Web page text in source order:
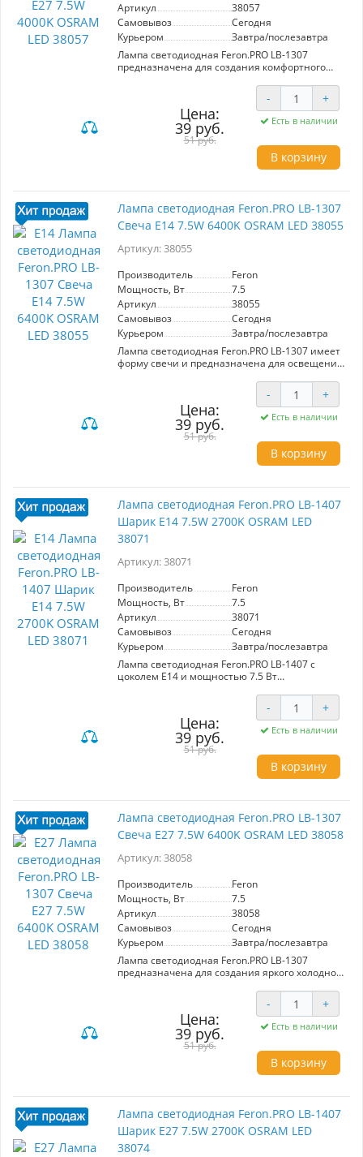
LED-технологии делают её выгодным
вложением.
Артикул
38057
Самовывоз
Сегодня
Курьером
Завтра/послезавтра
Лампа светодиодная Feron.PRO LB-1307
предназначена для создания комфортного
матовым рассеивателем обеспечивает
равномерное распределение света, угол
рассеивания 200° и яркость 650 Лм при
мощности 7.5 Вт. Цветовая температура 4000K
создает нейтральный белый свет, идеально
подходящий для офисов и жилых пространств.
Цоколь E27 и напряжение 220V делают
Энергоэффективное решение для вашего
Цена:
39 руб.
51 руб.
- +
Есть в наличии
В корзину
Лампа светодиодная Feron.PRO LB-1307
Свеча E14 7.5W 6400K OSRAM LED 38055
Артикул: 38055
Производитель
Feron
Мощность, Вт
7.5
Артикул
38055
Самовывоз
Сегодня
Курьером
Завтра/послезавтра
Лампа светодиодная Feron.PRO LB-1307 имеет
форму свечи и предназначена для освещения
Мощность 7.5W обеспечивает яркость 670Lm с
углом рассеивания 200°, что идеально
подходит для общего освещения и создания
атмосферы. Цоколь E14 и матовый белый
рассеиватель гарантируют мягкое,
равномерное освещение без бликов.
Компактные размеры 100*37 мм позволяют
светильниках. Подходит для использования в
Цена:
39 руб.
51 руб.
- +
Есть в наличии
В корзину
Лампа светодиодная Feron.PRO LB-1407
Шарик E14 7.5W 2700K OSRAM LED
38071
Артикул: 38071
Производитель
Feron
Мощность, Вт
7.5
Артикул
38071
Самовывоз
Сегодня
Курьером
Завтра/послезавтра
Лампа светодиодная Feron.PRO LB-1407 с
цоколем E14 и мощностью 7.5 Вт
630 Лм. Форма G45 (шарик) и матовый
рассеиватель обеспечивают равномерное
распределение света с углом рассеивания
220°. Компактные размеры 81x45 мм идеально
подходят для различных светильников.
Энергоэффективное решение для создания
комфортной атмосферы в помещении.
Цена:
39 руб.
51 руб.
- +
Есть в наличии
В корзину
Лампа светодиодная Feron.PRO LB-1307
Свеча E27 7.5W 6400K OSRAM LED 38058
Артикул: 38058
Производитель
Feron
Мощность, Вт
7.5
Артикул
38058
Самовывоз
Сегодня
Курьером
Завтра/послезавтра
Лампа светодиодная Feron.PRO LB-1307
предназначена для создания яркого холодного
температура 6400K обеспечивают высокую
яркость в 670Lm. Форма свечи C37 с матовым
рассеивателем гарантирует равномерное
распределение света под углом 200°. Подходит
для цоколя E27 и напряжения 220V, идеальна
для освещения жилых и офисных помещений.
Цена:
39 руб.
51 руб.
- +
Есть в наличии
В корзину
Лампа светодиодная Feron.PRO LB-1407
Шарик E27 7.5W 2700K OSRAM LED
38074